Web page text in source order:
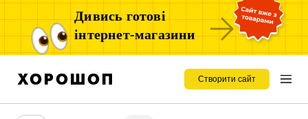
Дивись готові
інтернет-магазини
Створити сайт